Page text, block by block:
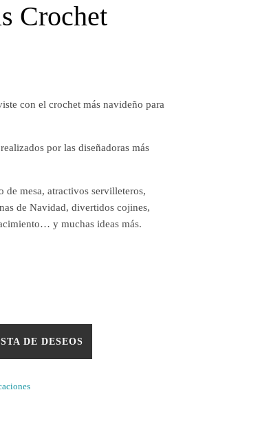
Crochet
con el crochet más navideño para
por las diseñadoras más
de mesa, atractivos servilleteros,
de Navidad, divertidos cojines,
y muchas ideas más.
DE DESEOS